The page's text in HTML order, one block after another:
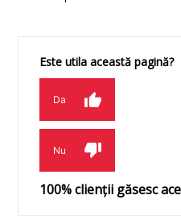
Este utila această pagină?
Da
Nu
100% clienții găsesc